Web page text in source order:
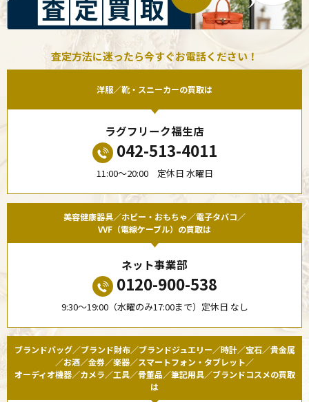
査定方法に迷ったら今すぐお電話ください！
洋服／靴・スニーカーの買取は
ラグフリーク福生店
042-513-4011
11:00〜20:00 定休日 水曜日
美容健康器具／ホビー・おもちゃ／電子タバコ／
VVF（電線ケーブル）の買取は
ネット事業部
0120-900-538
9:30〜19:00（水曜のみ17:00まで）定休日 なし
ブランドバッグ／ブランド財布／ブランドジュエリー／時計／宝石／貴金属
／お酒／金券／楽器／スマートフォン・タブレット／
オーディオ機器／カメラ／工具／骨董品／筆記用具／ブランドコスメの買取
は